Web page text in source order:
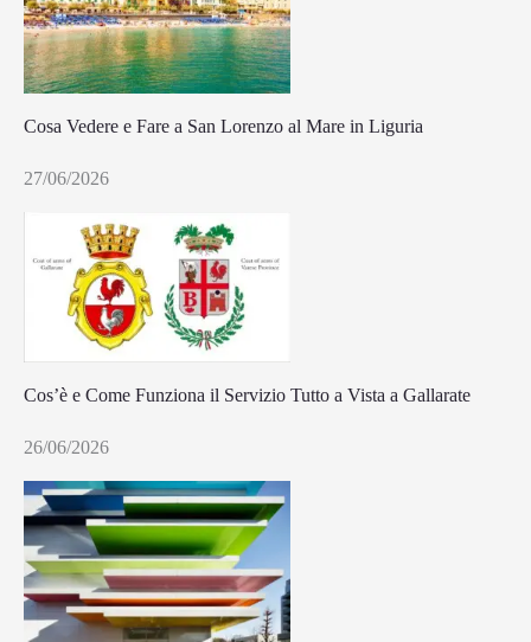
Cosa Vedere e Fare a San Lorenzo al Mare in Liguria
27/06/2026
Cos’è e Come Funziona il Servizio Tutto a Vista a Gallarate
26/06/2026